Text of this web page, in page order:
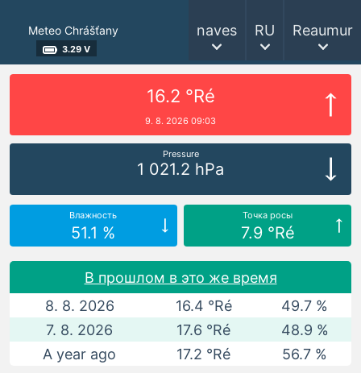
Meteo Chrášťany
3.29 V
naves RU Reaumur
16.2 °Ré
9. 8. 2026 09:03
Pressure
1 021.2 hPa
Влажность
51.1 %
Точка росы
7.9 °Ré
В прошлом в это же время
8. 8. 2026
16.4 °Ré
49.7 %
7. 8. 2026
17.6 °Ré
48.9 %
A year ago
17.2 °Ré 56.7 %